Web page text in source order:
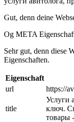
Gut, denn deine
Og META
Sehr gut, denn diese
Eigenschaften.
Eigenschaft
url
https://
title
Услуги
ключ.
товары